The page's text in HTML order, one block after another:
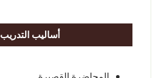
أساليب التدريب